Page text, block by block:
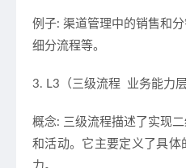
例子: 渠道管理中的销售和
细分流程等。
3. L3（三级流程 业务能力层
概念: 三级流程描述了实现
和活动。它主要定义了具